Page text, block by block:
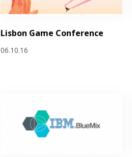
Lisbon Game Conference
06.10.16